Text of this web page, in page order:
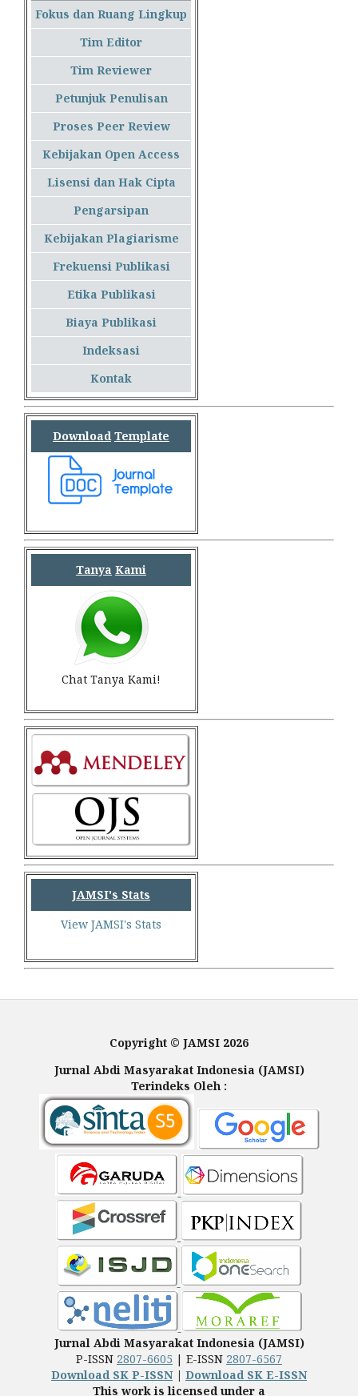
Fokus dan Ruang Lingkup
Tim Editor
Tim Reviewer
Petunjuk Penulisan
Proses Peer Review
Kebijakan Open Access
Lisensi dan Hak Cipta
Pengarsipan
Kebijakan Plagiarisme
Frekuensi Publikasi
Etika Publikasi
Biaya Publikasi
Indeksasi
Kontak
Download Template
Tanya Kami
Chat Tanya Kami!
JAMSI's Stats
View JAMSI's Stats
Copyright © JAMSI 2026
Jurnal Abdi Masyarakat Indonesia (JAMSI)
Terindeks Oleh :
Jurnal Abdi Masyarakat Indonesia (JAMSI)
P-ISSN 2807-6605 | E-ISSN 2807-6567
Download SK P-ISSN| Download SK E-ISSN
This work is licensed under a